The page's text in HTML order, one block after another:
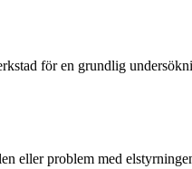
för en grundlig
eller problem med